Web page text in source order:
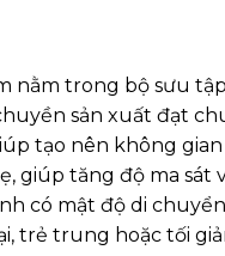
nằm trong bộ sưu
sản xuất đạt
tạo nên không
tăng độ ma sát
có mật độ di
trẻ trung hoặc tối